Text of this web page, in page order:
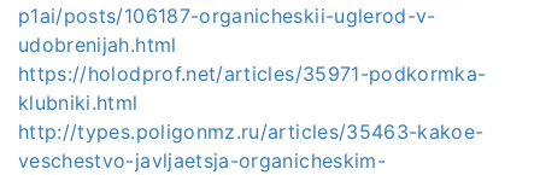
p1ai/posts/106187-organicheskii-uglerod-v-
udobrenijah.html
https://holodprof.net/articles/35971-podkormka-
klubniki.html
http://types.poligonmz.ru/articles/35463-kakoe-
veschestvo-javljaetsja-organicheskim-